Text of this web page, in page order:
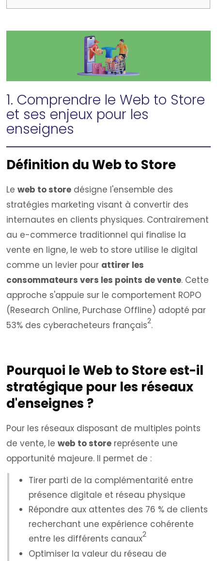
1. Comprendre le Web to Store
et ses enjeux pour les
enseignes
Définition du Web to Store
Leweb to store désigne l'ensemble des
stratégies marketing visant à convertir des
internautes en clients physiques. Contrairement
au e-commerce traditionnel qui finalise la
vente en ligne, le web to store utilise le digital
comme un levier pour attirer les
consommateurs vers les points de vente. Cette
approche s'appuie sur le comportement ROPO
(Research Online, Purchase Offline) adopté par
53% des cyberacheteurs français2.
Pourquoi le Web to Store est-il
stratégique pour les réseaux
d'enseignes ?
Pour les réseaux disposant de multiples points
de vente, leweb to store représente une
opportunité majeure. Il permet de :
Tirer parti de la complémentarité entre
présence digitale et réseau physique
Répondre aux attentes des 76 % de clients
recherchant une expérience cohérente
entre les différents canaux2
Optimiser la valeur du réseau de